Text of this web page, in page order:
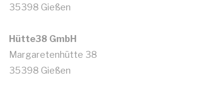
35398 Gießen
Hütte38 GmbH
Margaretenhütte 38
35398 Gießen